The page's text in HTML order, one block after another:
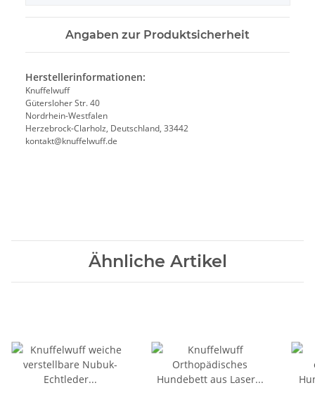
Angaben zur Produktsicherheit
Herstellerinformationen:
Knuffelwuff
Gütersloher Str. 40
Nordrhein-Westfalen
Herzebrock-Clarholz, Deutschland, 33442
kontakt@knuffelwuff.de
Ähnliche Artikel